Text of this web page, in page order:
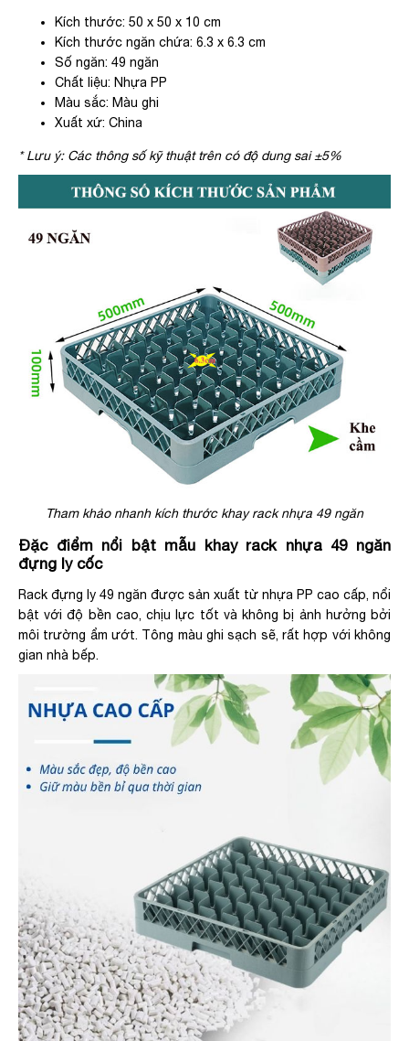
Kích thước: 50 x 50 x 10 cm
Kích thước ngăn chứa: 6.3 x 6.3 cm
Số ngăn: 49 ngăn
Chất liệu: Nhựa PP
Màu sắc: Màu ghi
Xuất xứ: China
* Lưu ý: Các thông số kỹ thuật trên có độ dung sai ±5%
Tham khảo nhanh kích thước khay rack nhựa 49 ngăn
Đặc điểm nổi bật mẫu khay rack nhựa 49 ngăn
đựng ly cốc
Rack đựng ly 49 ngăn được sản xuất từ nhựa PP cao cấp, nổi
bật với độ bền cao, chịu lực tốt và không bị ảnh hưởng bởi
môi trường ẩm ướt. Tông màu ghi sạch sẽ, rất hợp với không
gian nhà bếp.